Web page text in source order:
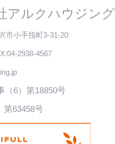
アルクハウジング
市小手指町3-31-20
2938-4567
（6）第18850号
第63458号